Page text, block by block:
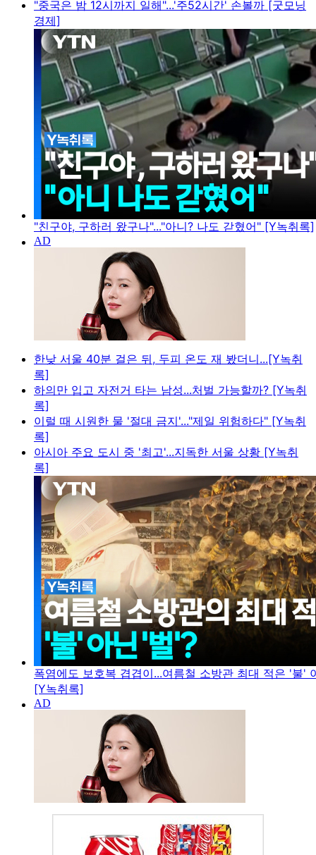
"중국은 밤 12시까지 일해"...'주52시간' 손볼까 [굿모닝
경제]
"친구야, 구하러 왔구나"..."아니? 나도 갇혔어" [Y녹취록]
한낮 서울 40분 걸은 뒤, 두피 온도 재 봤더니...[Y녹취
록]
하의만 입고 자전거 타는 남성...처벌 가능할까? [Y녹취
록]
이럴 때 시원한 물 '절대 금지'..."제일 위험하다" [Y녹취
록]
아시아 주요 도시 중 '최고'...지독한 서울 상황 [Y녹취
록]
폭염에도 보호복 겹겹이...여름철 소방관 최대 적은 '불'
[Y녹취록]